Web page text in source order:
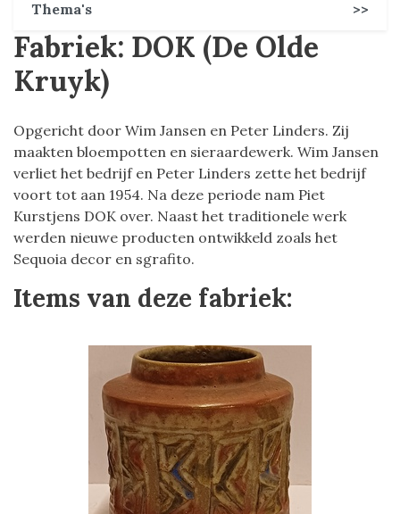
Thema's >>
Fabriek: DOK (De Olde
Kruyk)
Opgericht door Wim Jansen en Peter Linders. Zij
maakten bloempotten en sieraardewerk. Wim Jansen
verliet het bedrijf en Peter Linders zette het bedrijf
voort tot aan 1954. Na deze periode nam Piet
Kurstjens DOK over. Naast het traditionele werk
werden nieuwe producten ontwikkeld zoals het
Sequoia decor en sgrafito.
Items van deze fabriek: